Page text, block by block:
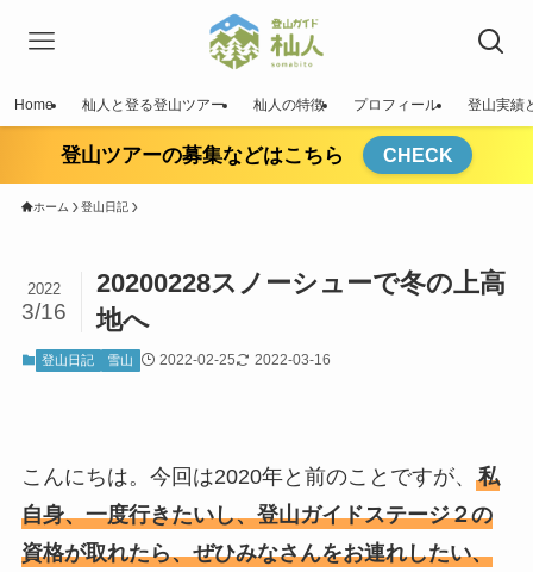
Home 杣人と登る登山ツアー 杣人の特徴 プロフィール 登山実績
登山ツアーの募集などはこちら CHECK
ホーム 登山日記
20200228スノーシューで冬の上高
地へ
2022
3/16
登山日記 雪山 2022-02-25 2022-03-16
こんにちは。今回は2020年と前のことですが、 私
自身、一度行きたいし、登山ガイドステージ２の
資格が取れたら、ぜひみなさんをお連れしたい、